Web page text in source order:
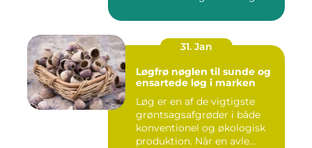
31. Jan
Løgfrø nøglen til sunde og
ensartede løg i marken
Løg er en af de vigtigste
grøntsagsafgrøder i både
konventionel og økologisk
produktion. Når en avle...